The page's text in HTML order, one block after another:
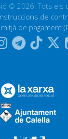
© 2026. Tots els
de
de pagament